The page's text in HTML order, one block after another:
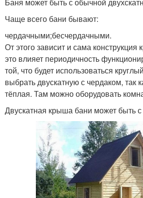
Чаще всего бани бывают:
чердачными;бесчердачными.
От этого зависит и сама
это влияет периодичность
той, что будет использоваться
выбрать двускатную с чердаком, так
тёплая. Там можно оборудовать
Двускатная крыша бани может быть